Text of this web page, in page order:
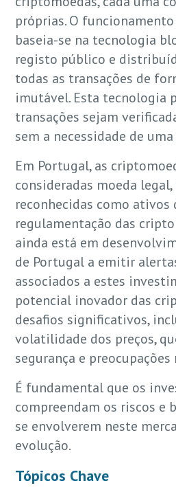
próprias. O
baseia-se na tecnologia
registo público e
todas as transações de
imutável. Esta tecnologia
transações sejam
sem a necessidade de
Em Portugal, as
consideradas moeda legal,
reconhecidas como ativos
regulamentação das
ainda está em
de Portugal a emitir
associados a estes
potencial inovador das
desafios significativos,
volatilidade dos preços,
segurança e
É fundamental que os
compreendam os riscos e
se envolverem neste
evolução.
Tópicos Chave